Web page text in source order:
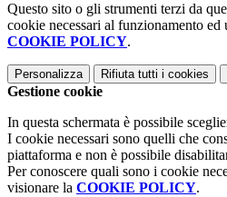
Questo sito o gli strumenti terzi da
cookie necessari al funzionamento
COOKIE POLICY.
Personalizza Rifiuta tutti i cookies
Gestione cookie
In questa schermata è possibile
I cookie necessari sono quelli che
piattaforma e non è possibile
Per conoscere quali sono i cookie
visionare la COOKIE POLICY.